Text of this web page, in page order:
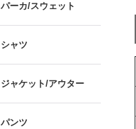
パーカ/スウェット
シャツ
ジャケット/アウター
パンツ